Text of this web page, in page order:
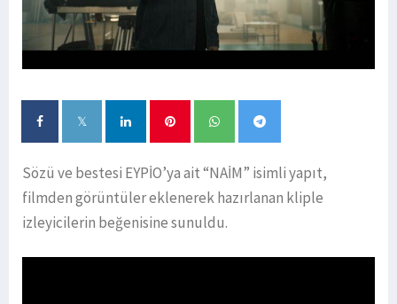
Sözü ve bestesi EYPİO’ya ait “NAİM” isimli yapıt,
filmden görüntüler eklenerek hazırlanan kliple
izleyicilerin beğenisine sunuldu.